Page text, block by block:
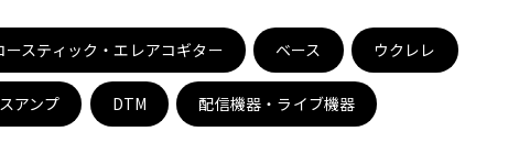
アンプ エフェクター
配信/ライブ
機器
楽器アクセサ
リ
ースティック・エレアコギター ベース ウクレレ
アンプ DTM 配信機器・ライブ機器